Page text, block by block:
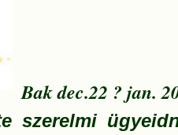
Bak dec.22 ? jan.
szerelmi